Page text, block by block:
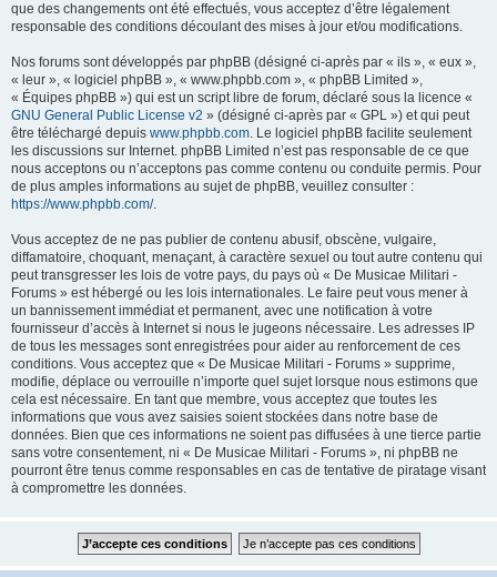
que des changements ont été effectués, vous acceptez d’être légalement
responsable des conditions découlant des mises à jour et/ou modifications.
Nos forums sont développés par phpBB (désigné ci-après par « ils », « eux »,
« leur », « logiciel phpBB », « www.phpbb.com », « phpBB Limited »,
« Équipes phpBB ») qui est un script libre de forum, déclaré sous la licence «
GNU General Public License v2 » (désigné ci-après par « GPL ») et qui peut
être téléchargé depuis www.phpbb.com. Le logiciel phpBB facilite seulement
les discussions sur Internet. phpBB Limited n’est pas responsable de ce que
nous acceptons ou n’acceptons pas comme contenu ou conduite permis. Pour
de plus amples informations au sujet de phpBB, veuillez consulter :
https://www.phpbb.com/.
Vous acceptez de ne pas publier de contenu abusif, obscène, vulgaire,
diffamatoire, choquant, menaçant, à caractère sexuel ou tout autre contenu qui
peut transgresser les lois de votre pays, du pays où « De Musicae Militari -
Forums » est hébergé ou les lois internationales. Le faire peut vous mener à
un bannissement immédiat et permanent, avec une notification à votre
fournisseur d’accès à Internet si nous le jugeons nécessaire. Les adresses IP
de tous les messages sont enregistrées pour aider au renforcement de ces
conditions. Vous acceptez que « De Musicae Militari - Forums » supprime,
modifie, déplace ou verrouille n’importe quel sujet lorsque nous estimons que
cela est nécessaire. En tant que membre, vous acceptez que toutes les
informations que vous avez saisies soient stockées dans notre base de
données. Bien que ces informations ne soient pas diffusées à une tierce partie
sans votre consentement, ni « De Musicae Militari - Forums », ni phpBB ne
pourront être tenus comme responsables en cas de tentative de piratage visant
à compromettre les données.